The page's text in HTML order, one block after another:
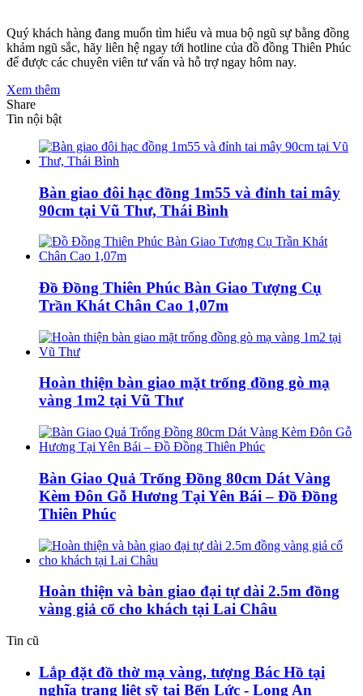
Quý khách hàng đang muốn tìm hiểu và mua bộ ngũ sự bằng đồng
khảm ngũ sắc, hãy liên hệ ngay tới hotline của đồ đồng Thiên Phúc
để được các chuyên viên tư vấn và hỗ trợ ngay hôm nay.
Xem thêm
Share
Tin nội bật
Bàn giao đôi hạc đồng 1m55 và đỉnh tai mây
90cm tại Vũ Thư, Thái Bình
Đồ Đồng Thiên Phúc Bàn Giao Tượng Cụ
Trần Khát Chân Cao 1,07m
Hoàn thiện bàn giao mặt trống đồng gò mạ
vàng 1m2 tại Vũ Thư
Bàn Giao Quả Trống Đồng 80cm Dát Vàng
Kèm Đôn Gỗ Hương Tại Yên Bái – Đồ Đồng
Thiên Phúc
Hoàn thiện và bàn giao đại tự dài 2.5m đồng
vàng giả cổ cho khách tại Lai Châu
Tin cũ
Lắp đặt đồ thờ mạ vàng, tượng Bác Hồ tại
nghĩa trang liệt sỹ tại Bến Lức - Long An